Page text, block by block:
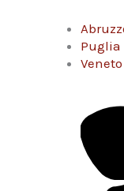
Puglia
Veneto